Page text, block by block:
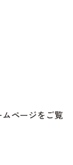
ページをご覧